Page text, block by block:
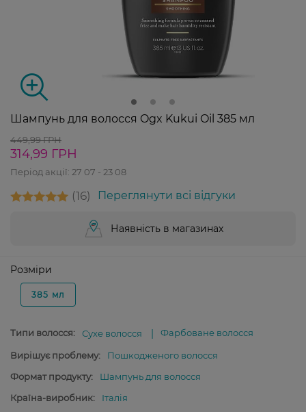
Шампунь для волосся Ogx Kukui Oil 385 мл
449,99 ГРН
314,99 ГРН
Період акції: 27 07 - 23 08
16 Переглянути всі відгуки
Наявність в магазинах
Розміри
385 мл
Типи волосся: Сухе волосся Фарбоване волосся
Вирішує проблему:
Пошкодженого волосся
Формат продукту:
Шампунь для волосся
Країна-виробник:
Італія